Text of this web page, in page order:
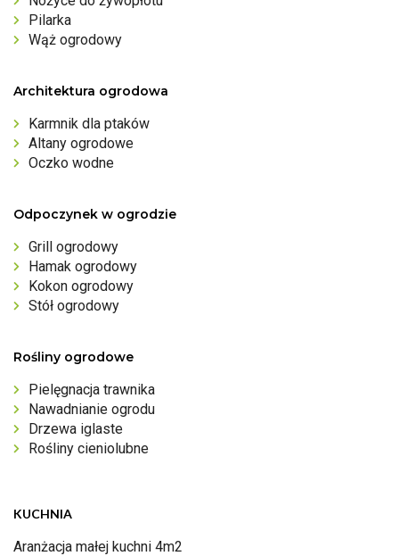
Pilarka
Wąż ogrodowy
Architektura ogrodowa
Karmnik dla ptaków
Altany ogrodowe
Oczko wodne
Odpoczynek w ogrodzie
Grill ogrodowy
Hamak ogrodowy
Kokon ogrodowy
Stół ogrodowy
Rośliny ogrodowe
Pielęgnacja trawnika
Nawadnianie ogrodu
Drzewa iglaste
Rośliny cieniolubne
KUCHNIA
Aranżacja małej kuchni 4m2